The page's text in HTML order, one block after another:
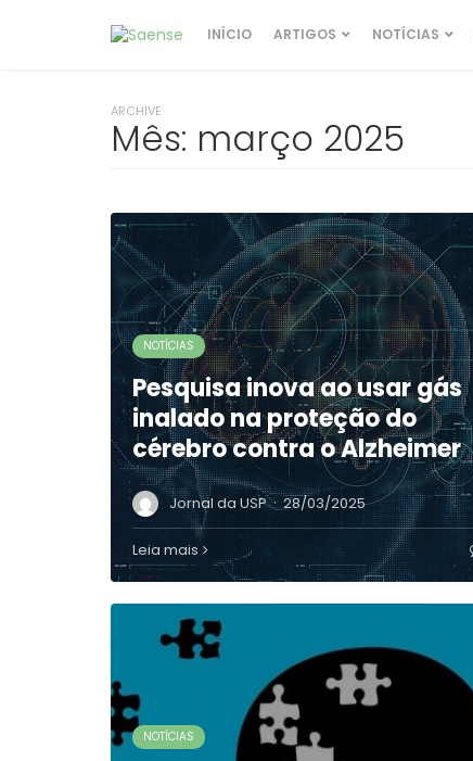
INÍCIO ARTIGOS NOTÍCIAS
ARCHIVE
Mês: março 2025
NOTÍCIAS
Pesquisa inova ao usar gás
inalado na proteção do
cérebro contra o Alzheimer
Jornal da USP · 28/03/2025
Leia mais
NOTÍCIAS